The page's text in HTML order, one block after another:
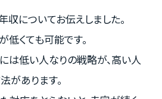
収についてお伝えしました。
くても可能です。
は低い人なりの戦略が、高い人
があります。